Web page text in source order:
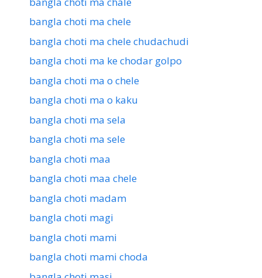
bangla choti ma chele
bangla choti ma chele chudachudi
bangla choti ma ke chodar golpo
bangla choti ma o chele
bangla choti ma o kaku
bangla choti ma sela
bangla choti ma sele
bangla choti maa
bangla choti maa chele
bangla choti madam
bangla choti magi
bangla choti mami
bangla choti mami choda